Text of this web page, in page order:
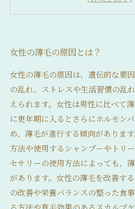
女性の薄毛の原因とは？
女性の薄毛の原因は、遺伝的な要
の乱れ、ストレスや生活習慣の乱
えられます。女性は男性に比べて
に更年期に入るとさらにホルモン
め、薄毛が進行する傾向がありま
方法や使用するシャンプーやトリ
セサリーの使用方法によっても、
があります。女性の薄毛を改善す
の改善や栄養バランスの整った食